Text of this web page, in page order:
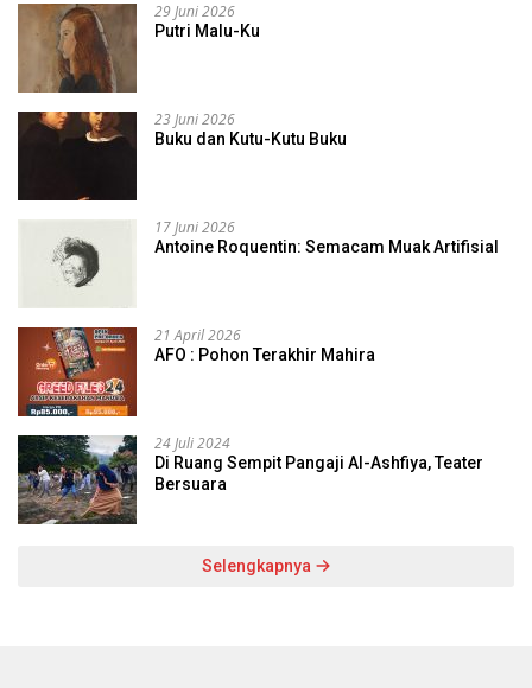
29 Juni 2026
Putri Malu-Ku
23 Juni 2026
Buku dan Kutu-Kutu Buku
17 Juni 2026
Antoine Roquentin: Semacam Muak Artifisial
21 April 2026
AFO : Pohon Terakhir Mahira
24 Juli 2024
Di Ruang Sempit Pangaji Al-Ashfiya, Teater
Bersuara
Selengkapnya